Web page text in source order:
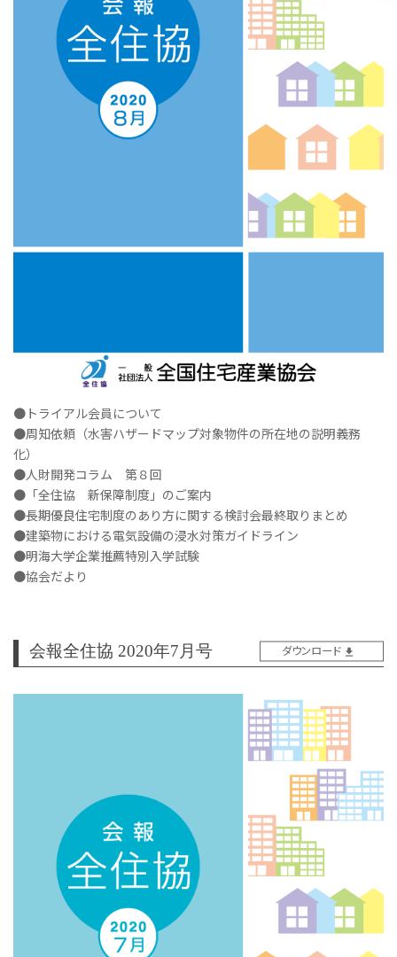
●トライアル会員について
●周知依頼（水害ハザードマップ対象物件の所在地の説明義務
化）
●人財開発コラム 第８回
●「全住協 新保障制度」のご案内
●長期優良住宅制度のあり方に関する検討会最終取りまとめ
●建築物における電気設備の浸水対策ガイドライン
●明海大学企業推薦特別入学試験
●協会だより
会報全住協 2020年7月号 ダウンロード